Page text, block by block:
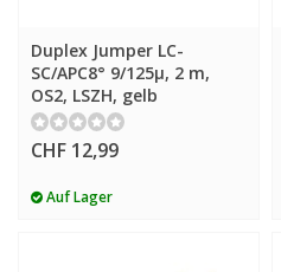
Duplex Jumper LC-
SC/APC8° 9/125µ, 2 m,
OS2, LSZH, gelb
CHF 12,99
Auf Lager